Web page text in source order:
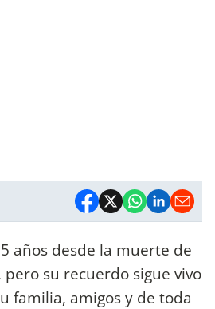
años desde la muerte de
pero su recuerdo sigue vivo
familia, amigos y de toda